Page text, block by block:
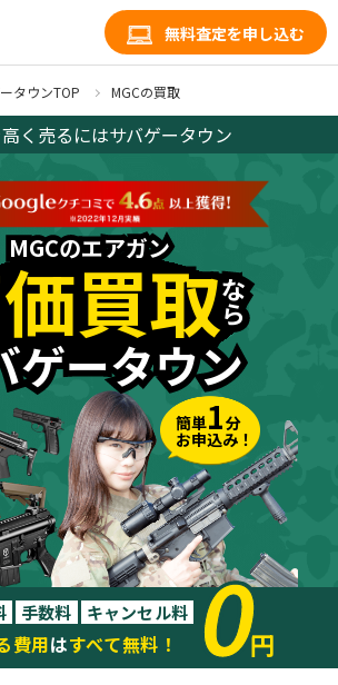
無料査定を申し込む
タウンTOP MGCの買取
く売るにはサバゲータウン
簡単1分
お申込み！
MGCのエアガン
買取な
ら
ゲータウン
MGCのエアガン
買取な
ら
ゲータウン
手数料 キャンセル料
費用はすべて無料！ 0
円